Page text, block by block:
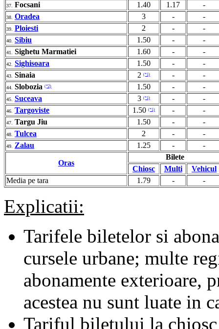
37. Focsani 1.40 1.17 -
38. Oradea 3 - -
39. Ploiesti 2 - -
40. Sibiu 1.50 - -
41. Sighetu Marmatiei 1.60 - -
42. Sighisoara 1.50 - -
43. Sinaia 2 (*1) - -
44. Slobozia (*2) 1.50 - -
45. Suceava 3 (*1) - -
46. Targoviste 1.50 (*1) - -
47. Targu Jiu 1.50 - -
48. Tulcea 2 - -
49. Zalau 1.25 - -
Oras
Bilete
Chiosc
Multi
Vehicul
Media pe tara
1.79 - -
Explicatii:
Tarifele biletelor si
cursele urbane; multe
abonamente exterioare,
acestea nu sunt luate in
Tariful biletului la